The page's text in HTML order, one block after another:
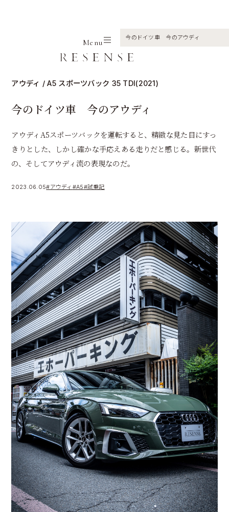
Menu
A5 今のドイツ車 今のアウディ
アウディ / A5 スポーツバック 35 TDI(2021)
今のドイツ車 今のアウディ
アウディA5スポーツバックを運転すると、精緻な見た目にすっ
きりとした、しかし確かな手応えある走りだと感じる。新世代
の、そしてアウディ流の表現なのだ。
2023.06.05#アウディ #A5#試乗記